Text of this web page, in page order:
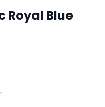
Royal Blue